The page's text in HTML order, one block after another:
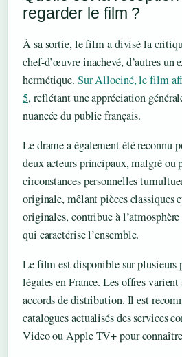
regarder le film ?
À sa sortie, le film a divisé la
chef-d’œuvre inachevé, d’autres un
hermétique. Sur Allociné, le film
5, reflétant une appréciation
nuancée du public français.
Le drame a également été reconnu
deux acteurs principaux, malgré ou
circonstances personnelles
originale, mêlant pièces classiques
originales, contribue à
qui caractérise l’ensemble.
Le film est disponible sur plusieurs
légales en France. Les offres
accords de distribution. Il est
catalogues actualisés des services
Video ou Apple TV+ pour